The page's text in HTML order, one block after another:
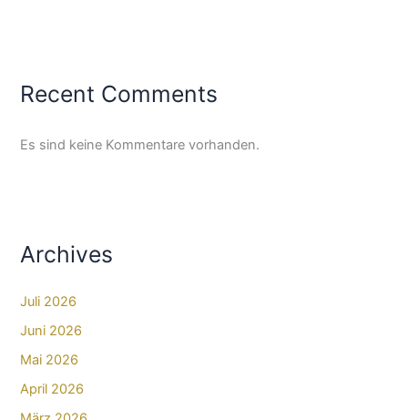
Recent Comments
Es sind keine Kommentare vorhanden.
Archives
Juli 2026
Juni 2026
Mai 2026
April 2026